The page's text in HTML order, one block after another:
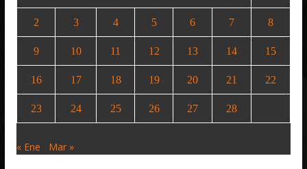
2 3 4 5 6 7 8
9 10 11 12 13 14 15
16 17 18 19 20 21 22
23 24 25 26 27 28
« Ene Mar »